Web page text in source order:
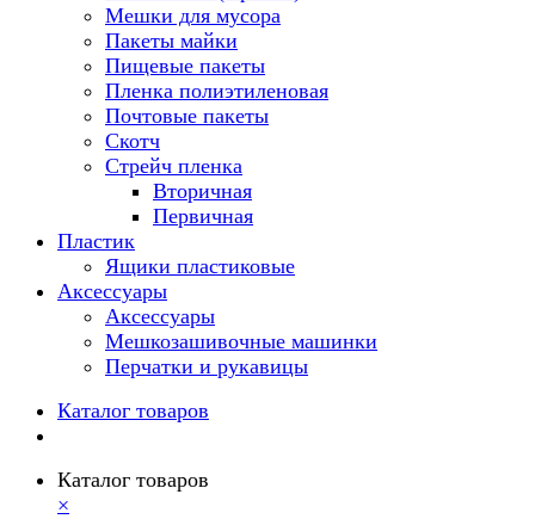
Мешки для мусора
Пакеты майки
Пищевые пакеты
Пленка полиэтиленовая
Почтовые пакеты
Скотч
Стрейч пленка
Вторичная
Первичная
Пластик
Ящики пластиковые
Аксессуары
Аксессуары
Мешкозашивочные машинки
Перчатки и рукавицы
Каталог товаров
Каталог товаров
×